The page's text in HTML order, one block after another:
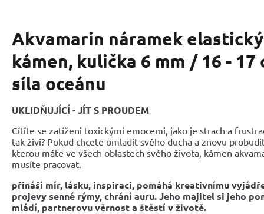
Akvamarin náramek
kámen, kulička 6 mm / 16 - 17
síla oceánu
UKLIDŇUJÍCÍ - JÍT S PROUDEM
Cítíte se zatíženi toxickými emocemi, jako je strach a
tak živí? Pokud chcete omladit svého ducha a znovu
kterou máte ve všech oblastech svého života, kámen
musíte pracovat.
přináší mír, lásku, inspiraci, pomáhá kreativnímu
projevy senné rýmy, chrání auru. Jeho majitel si jeho
mládí, partnerovu věrnost a štěstí v životě.